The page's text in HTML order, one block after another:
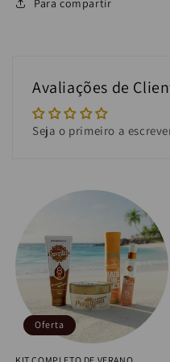
Avaliações de
Seja o primeiro a
Oferta